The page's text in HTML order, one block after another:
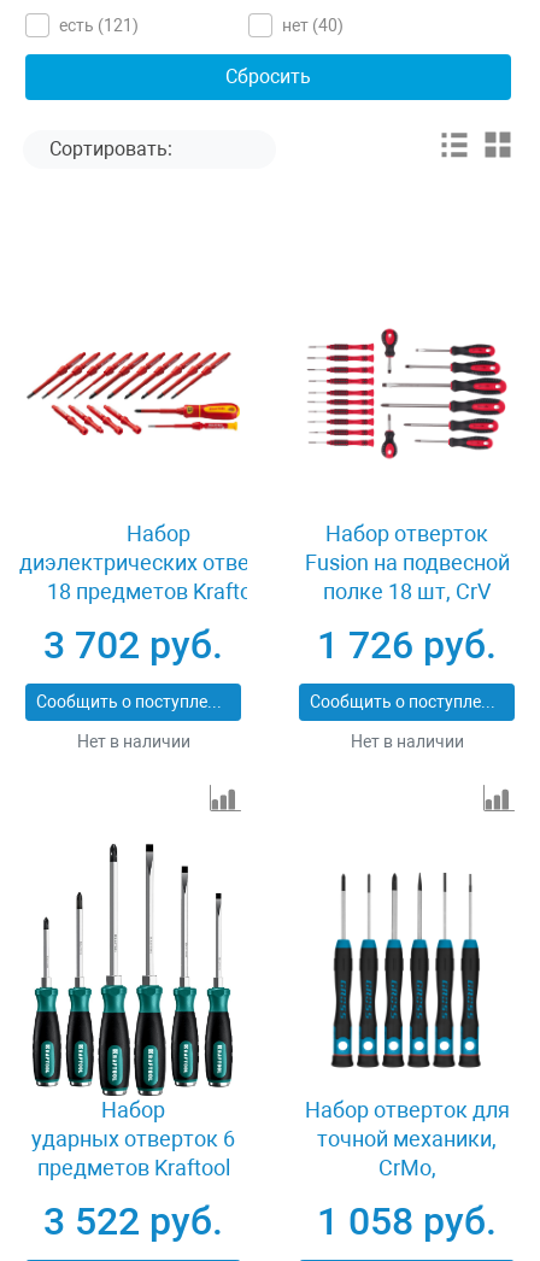
есть (121 ) нет (40)
Набор
диэлектрических отверток
18 предметов Kraftool
3 702 руб.
Сообщить о поступлении
Нет в наличии
Набор отверток
Fusion на подвесной
полке 18 шт, CrV
1 726 руб.
Сообщить о поступлении
Нет в наличии
Набор
ударных отверток 6
предметов Kraftool
3 522 руб.
Набор отверток для
точной механики,
CrMo,
рукоятки, 6 шт,
пластиковый бокс
1 058 руб.